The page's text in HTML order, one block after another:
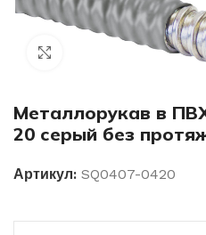
Нажмите, чтобы
Металлорукав в
20 серый без
Артикул: SQ0407-0420